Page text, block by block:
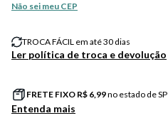
Não sei meu CEP
TROCA FÁCIL em até 30 dias
Ler política de troca e devolução
FRETE FIXO R$ 6,99no estado de SP
Entenda mais